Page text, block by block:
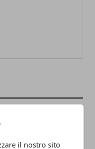
il nostro sito